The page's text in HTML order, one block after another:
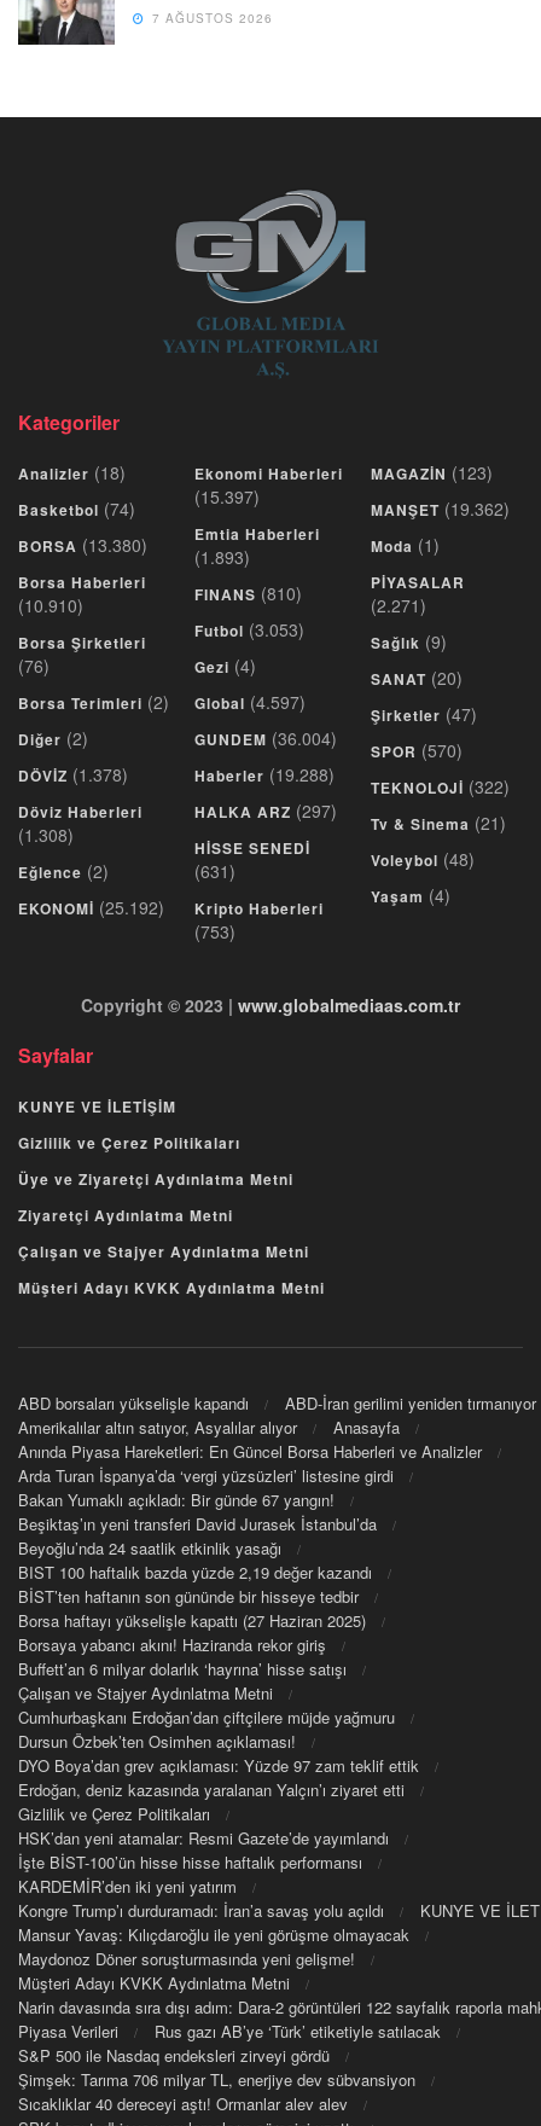
7 AĞUSTOS 2026
Kategoriler
Analizler (18)
Basketbol (74)
BORSA (13.380)
Borsa Haberleri
(10.910)
Borsa Şirketleri
(76)
Borsa Terimleri (2)
Diğer (2)
DÖVİZ (1.378)
Döviz Haberleri
(1.308)
Eğlence (2)
EKONOMİ (25.192)
Ekonomi Haberleri
(15.397)
Emtia Haberleri
(1.893)
FINANS (810)
Futbol (3.053)
Gezi (4)
Global (4.597)
GUNDEM (36.004)
Haberler (19.288)
HALKA ARZ (297)
HİSSE SENEDİ
(631)
Kripto Haberleri
(753)
MAGAZİN (123)
MANŞET (19.362)
Moda (1)
PİYASALAR
(2.271)
Sağlık (9)
SANAT (20)
Şirketler (47)
SPOR (570)
TEKNOLOJİ (322)
Tv & Sinema (21)
Voleybol (48)
Yaşam (4)
Copyright © 2023 | www.globalmediaas.com.tr
Sayfalar
KUNYE VE İLETİŞİM
Gizlilik ve Çerez Politikaları
Üye ve Ziyaretçi Aydınlatma Metni
Ziyaretçi Aydınlatma Metni
Çalışan ve Stajyer Aydınlatma Metni
Müşteri Adayı KVKK Aydınlatma Metni
ABD borsaları yükselişle kapandı
ABD-İran gerilimi yeniden tırmanıyor
Amerikalılar altın satıyor, Asyalılar alıyor
Anasayfa
Anında Piyasa Hareketleri: En Güncel Borsa Haberleri ve Analizler
Arda Turan İspanya’da ‘vergi yüzsüzleri’ listesine girdi
Bakan Yumaklı açıkladı: Bir günde 67 yangın!
Beşiktaş’ın yeni transferi David Jurasek İstanbul’da
Beyoğlu’nda 24 saatlik etkinlik yasağı
BIST 100 haftalık bazda yüzde 2,19 değer kazandı
BİST’ten haftanın son gününde bir hisseye tedbir
Borsa haftayı yükselişle kapattı (27 Haziran 2025)
Borsaya yabancı akını! Haziranda rekor giriş
Buffett’an 6 milyar dolarlık ‘hayrına’ hisse satışı
Çalışan ve Stajyer Aydınlatma Metni
Cumhurbaşkanı Erdoğan’dan çiftçilere müjde yağmuru
Dursun Özbek’ten Osimhen açıklaması!
DYO Boya’dan grev açıklaması: Yüzde 97 zam teklif ettik
Erdoğan, deniz kazasında yaralanan Yalçın’ı ziyaret etti
Gizlilik ve Çerez Politikaları
HSK’dan yeni atamalar: Resmi Gazete’de yayımlandı
İşte BİST-100’ün hisse hisse haftalık performansı
KARDEMİR’den iki yeni yatırım
Kongre Trump’ı durduramadı: İran’a savaş yolu açıldı
KUNYE VE
Mansur Yavaş: Kılıçdaroğlu ile yeni görüşme olmayacak
Maydonoz Döner soruşturmasında yeni gelişme!
Müşteri Adayı KVKK Aydınlatma Metni
Narin davasında sıra dışı adım: Dara-2 görüntüleri 122 sayfalık raporla
Piyasa Verileri
Rus gazı AB’ye ‘Türk’ etiketiyle satılacak
S&P 500 ile Nasdaq endeksleri zirveyi gördü
Şimşek: Tarıma 706 milyar TL, enerjiye dev sübvansiyon
Sıcaklıklar 40 dereceyi aştı! Ormanlar alev alev